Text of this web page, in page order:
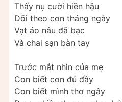
Thấy nụ cười hiền hậu
Dõi theo con tháng ngày
Vạt áo nâu đã bạc
Và chai sạn bàn tay
Trước mắt nhìn của mẹ
Con biết con đủ đầy
Con biết mình thơ ngây